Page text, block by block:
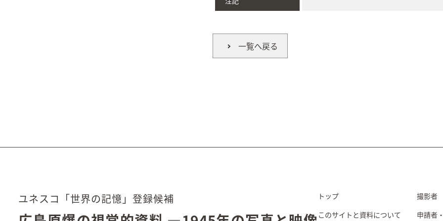
一覧へ戻る
ユネスコ「世界の記憶」登録候補
トップ
このサイトと資料について
撮影者
申請者